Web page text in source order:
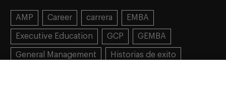
AMP Career carrera EMBA
Executive Education GCP GEMBA
General Management Historias de exito